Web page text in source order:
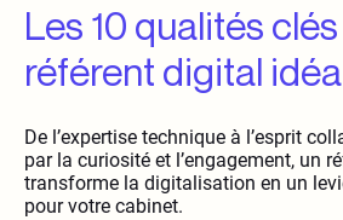
Les 10 qualités clés
référent digital
De l’expertise technique à l’esprit
par la curiosité et l’engagement, un
transforme la digitalisation en un
pour votre cabinet.